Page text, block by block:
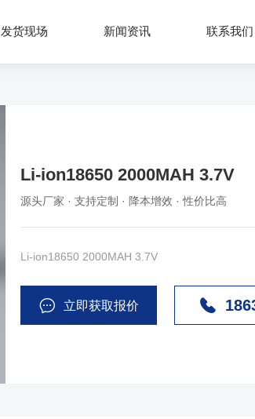
发货现场 新闻资讯 联系我们
Li-ion18650 2000MAH 3.7V
源头厂家 · 支持定制 · 降本增效 · 性价比高
Li-ion18650 2000MAH 3.7V
立即获取报价